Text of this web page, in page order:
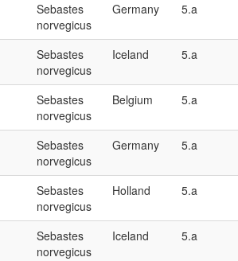
Sebastes
norvegicus
Germany 5.a
Sebastes
norvegicus
Iceland 5.a
Sebastes
norvegicus
Belgium 5.a
Sebastes
norvegicus
Germany 5.a
Sebastes
norvegicus
Holland 5.a
Sebastes
norvegicus
Iceland 5.a